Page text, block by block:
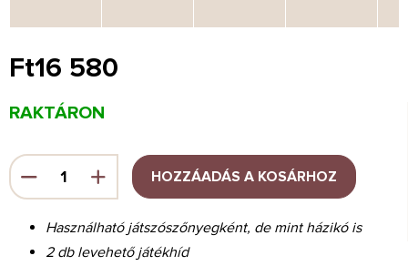
Ft16 580
Egységár:
RAKTÁRON
HOZZÁADÁS A KOSÁRHOZ
Használható játszószőnyegként, de mint házikó is
2 db levehető játékhíd